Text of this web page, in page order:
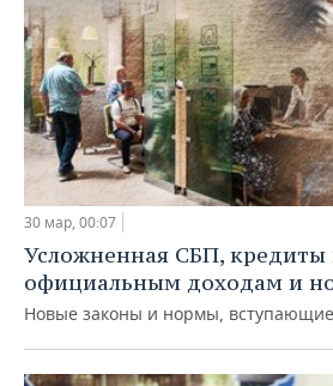
30 мар, 00:07
Усложненная СБП, кредиты
официальным доходам и
Новые законы и нормы,